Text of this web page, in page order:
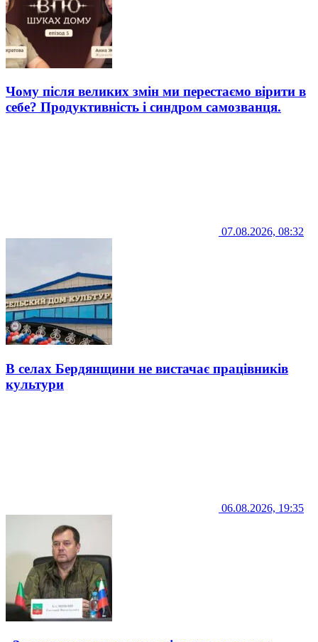
Чому після великих змін ми перестаємо вірити в
себе? Продуктивність і синдром самозванця.
07.08.2026, 08:32
В селах Бердянщини не вистачає працівників
культури
06.08.2026, 19:35